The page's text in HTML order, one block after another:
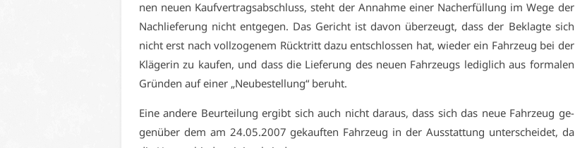
nen neu­en Kauf­ver­trags­ab­schluss, steht der An­nah­me ei­ner Nach­er­fül­lung im We­ge der
Nach­lie­fe­rung nicht ent­ge­gen. Das Ge­richt ist da­von über­zeugt, dass der Be­klag­te sich
nicht erst nach voll­zo­ge­nem Rück­tritt da­zu ent­schlos­sen hat, wie­der ein Fahr­zeug bei der
Klä­ge­rin zu kau­fen, und dass die Lie­fe­rung des neu­en Fahr­zeugs le­dig­lich aus for­ma­len
Grün­den auf ei­ner „Neu­be­stel­lung“ be­ruht.
Ei­ne an­de­re Be­ur­tei­lung er­gibt sich auch nicht dar­aus, dass sich das neue Fahr­zeug ge­
gen­über dem am 24.05.2007 ge­kauf­ten Fahr­zeug in der Aus­stat­tung un­ter­schei­det, da